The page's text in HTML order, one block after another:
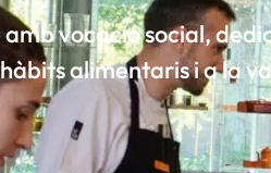
vocació social,
alimentaris i a la